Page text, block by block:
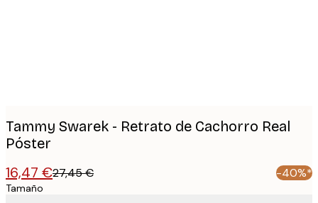
Tammy Swarek - Retrato de Cachorro Real
Póster
16,47 €27,45 € -40%*
Tamaño